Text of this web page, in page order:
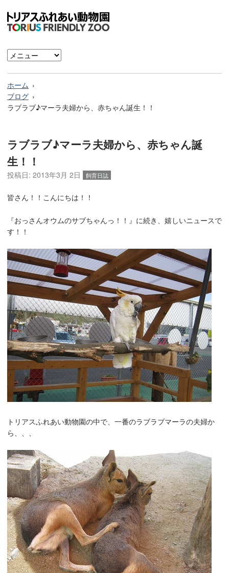
ホーム
ブログ
ラブラブ♪マーラ夫婦から、赤ちゃん誕生！！
ラブラブ♪マーラ夫婦から、赤ちゃん誕
生！！
投稿日: 2013年3月 2日 飼育日誌
皆さん！！こんにちは！！
『おっさんオウムのサブちゃんっ！！』に続き、嬉しいニュースで
す！！
トリアスふれあい動物園の中で、一番のラブラブマーラの夫婦か
ら、、、